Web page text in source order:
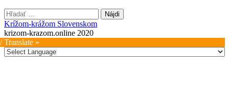
Hľadať:
Krížom-krážom Slovenskom
krizom-krazom.online 2020
Translate »